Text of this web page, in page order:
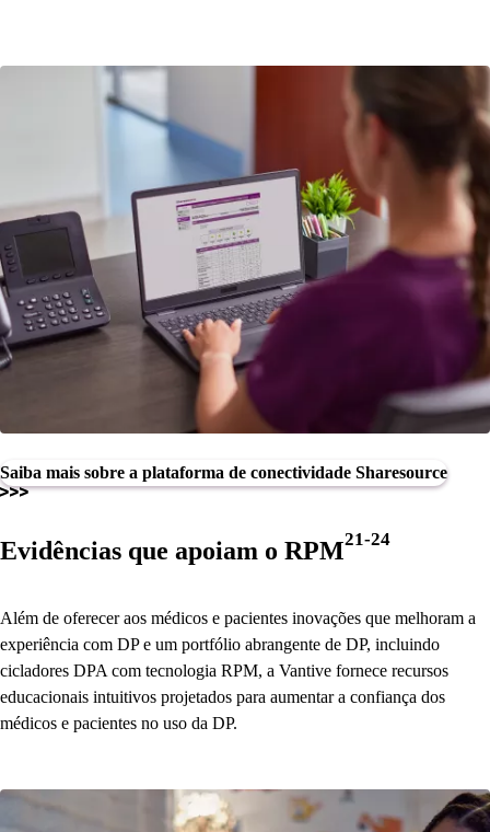
Saiba mais sobre a plataforma de conectividade Sharesource
Evidências que apoiam o RPM21-24
Além de oferecer aos médicos e pacientes inovações que melhoram a
experiência com DP e um portfólio abrangente de DP, incluindo
cicladores DPA com tecnologia RPM, a Vantive fornece recursos
educacionais intuitivos projetados para aumentar a confiança dos
médicos e pacientes no uso da DP.